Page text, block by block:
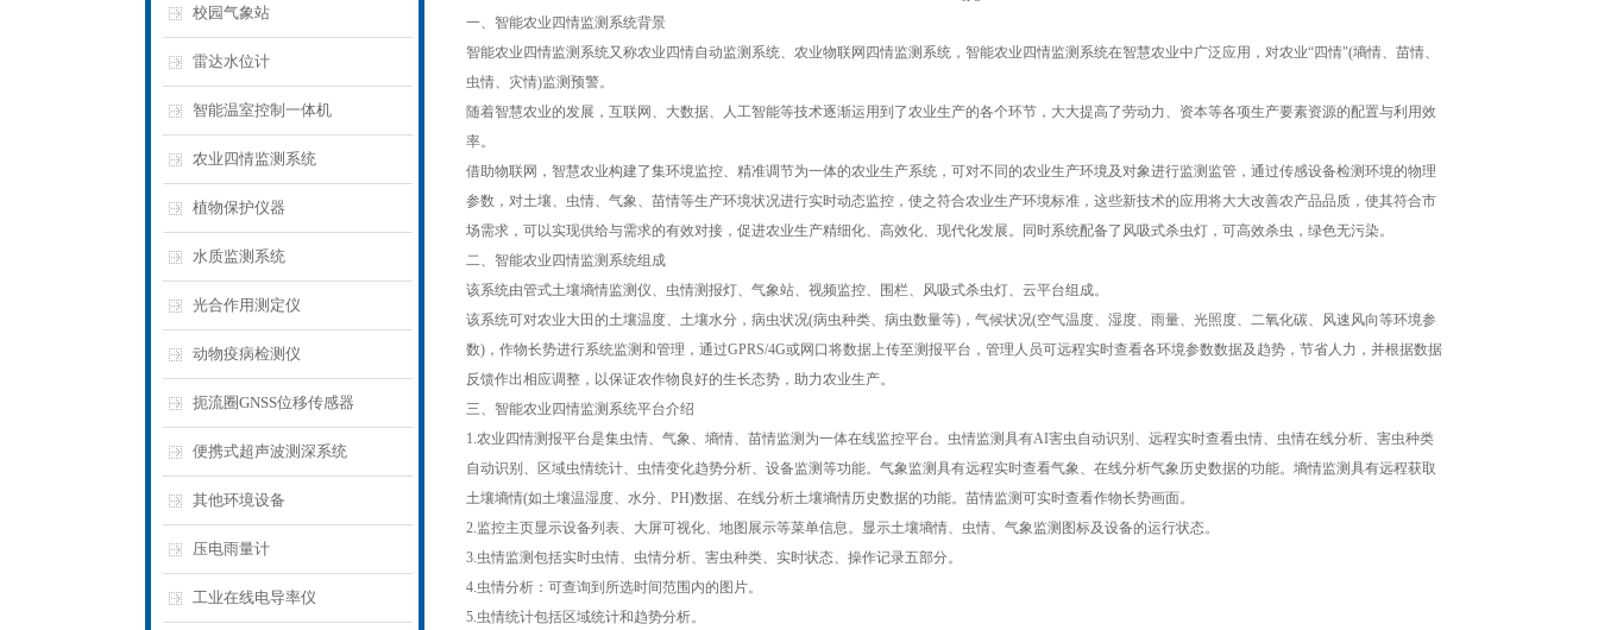
校园气象站
雷达水位计
智能温室控制一体机
农业四情监测系统
植物保护仪器
水质监测系统
光合作用测定仪
动物疫病检测仪
扼流圈GNSS位移传感器
便携式超声波测深系统
其他环境设备
压电雨量计
工业在线电导率仪
一、智能农业四情监测系统背景
智能农业四情监测系统又称农业四情自动监测系统、农业物联网四情监测系统，智能农业四情监测系统在智慧农业中广泛应用，对农业“四情"(墒情、苗情、
虫情、灾情)监测预警。
随着智慧农业的发展，互联网、大数据、人工智能等技术逐渐运用到了农业生产的各个环节，大大提高了劳动力、资本等各项生产要素资源的配置与利用效
率。
借助物联网，智慧农业构建了集环境监控、精准调节为一体的农业生产系统，可对不同的农业生产环境及对象进行监测监管，通过传感设备检测环境的物理
参数，对土壤、虫情、气象、苗情等生产环境状况进行实时动态监控，使之符合农业生产环境标准，这些新技术的应用将大大改善农产品品质，使其符合市
场需求，可以实现供给与需求的有效对接，促进农业生产精细化、高效化、现代化发展。同时系统配备了风吸式杀虫灯，可高效杀虫，绿色无污染。
二、智能农业四情监测系统组成
该系统由管式土壤墒情监测仪、虫情测报灯、气象站、视频监控、围栏、风吸式杀虫灯、云平台组成。
该系统可对农业大田的土壤温度、土壤水分，病虫状况(病虫种类、病虫数量等)，气候状况(空气温度、湿度、雨量、光照度、二氧化碳、风速风向等环境参
数)，作物长势进行系统监测和管理，通过GPRS/4G或网口将数据上传至测报平台，管理人员可远程实时查看各环境参数数据及趋势，节省人力，并根据数据
反馈作出相应调整，以保证农作物良好的生长态势，助力农业生产。
三、智能农业四情监测系统平台介绍
1.农业四情测报平台是集虫情、气象、墒情、苗情监测为一体在线监控平台。虫情监测具有AI害虫自动识别、远程实时查看虫情、虫情在线分析、害虫种类
自动识别、区域虫情统计、虫情变化趋势分析、设备监测等功能。气象监测具有远程实时查看气象、在线分析气象历史数据的功能。墒情监测具有远程获取
土壤墒情(如土壤温湿度、水分、PH)数据、在线分析土壤墒情历史数据的功能。苗情监测可实时查看作物长势画面。
2.监控主页显示设备列表、大屏可视化、地图展示等菜单信息。显示土壤墒情、虫情、气象监测图标及设备的运行状态。
3.虫情监测包括实时虫情、虫情分析、害虫种类、实时状态、操作记录五部分。
4.虫情分析：可查询到所选时间范围内的图片。
5.虫情统计包括区域统计和趋势分析。